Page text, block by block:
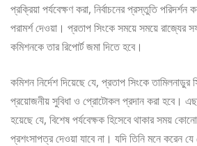
প্রক্রিয়া পর্যবেক্ষণ করা, নির্বাচনের প্রস্তুতি
পরামর্শ দেওয়া। প্রতাপ সিংকে সময়ে সময়ে রাজ্যের
কমিশনকে তার রিপোর্ট জমা দিতে হবে।
কমিশন নির্দেশ দিয়েছে যে, প্রতাপ সিংকে
প্রয়োজনীয় সুবিধা ও প্রোটোকল প্রদান করা হবে।
হয়েছে যে, বিশেষ পর্যবেক্ষক হিসেবে থাকার সময় কোনো
প্রশংসাপত্র দেওয়া যাবে না। যদি তিনি মনে করেন